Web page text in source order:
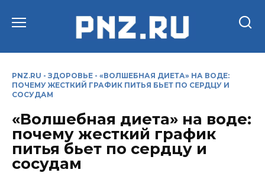
PNZ.RU - ЗДОРОВЬЕ - «ВОЛШЕБНАЯ ДИЕТА» НА ВОДЕ:
ПОЧЕМУ ЖЕСТКИЙ ГРАФИК ПИТЬЯ БЬЕТ ПО СЕРДЦУ И
СОСУДАМ
«Волшебная диета» на воде:
почему жесткий график
питья бьет по сердцу и
сосудам